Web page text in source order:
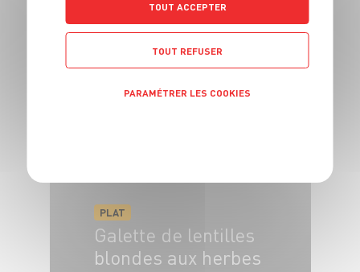
Gratin de semoule
au fromage
PLAT
Galette de lentilles
blondes aux herbes
TOUT ACCEPTER
TOUT REFUSER
PARAMÉTRER LES COOKIES